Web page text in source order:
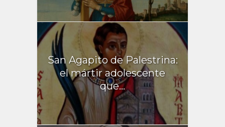
San Agapito de Palestrina:
el mártir adolescente
que...